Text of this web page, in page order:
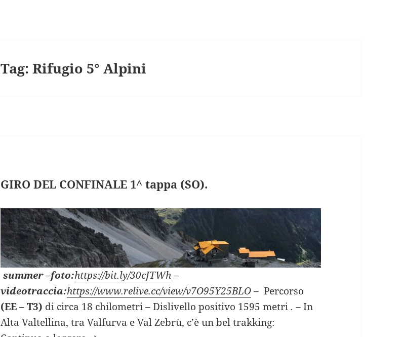
Tag:Rifugio 5° Alpini
GIRO DEL CONFINALE 1^ tappa (SO).
summer–foto:https://bit.ly/30cJTWh –
videotraccia:https://www.relive.cc/view/v7O95Y25BLO–Percorso
(EE – T3) di circa 18 chilometri – Dislivello positivo 1595 metri. –In
Alta Valtellina, tra Valfurva e Val Zebrù, c’è un bel trakking: